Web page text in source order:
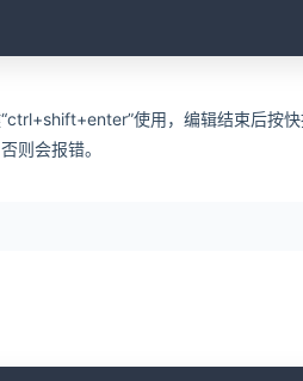
使用，编辑结束后按
则会报错。